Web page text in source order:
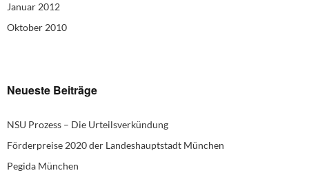
Januar 2012
Oktober 2010
Neueste Beiträge
NSU Prozess – Die Urteilsverkündung
Förderpreise 2020 der Landeshauptstadt München
Pegida München